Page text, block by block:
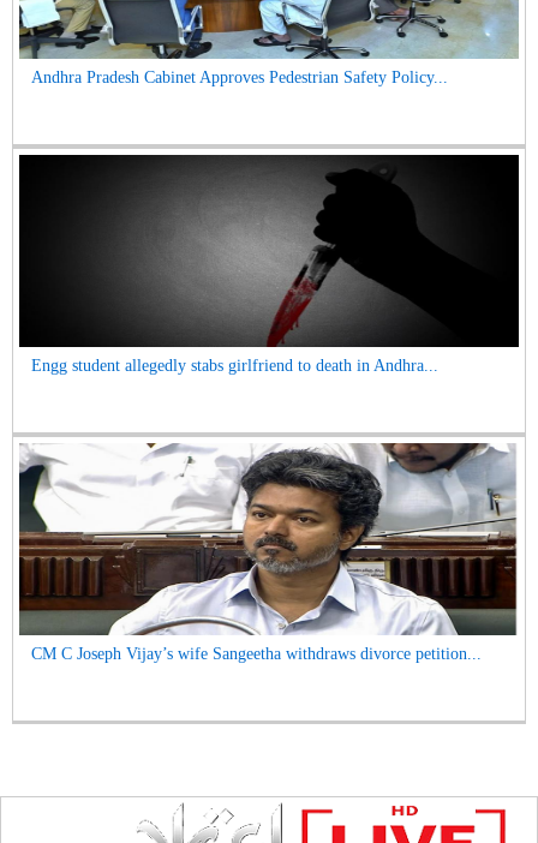
Andhra Pradesh Cabinet Approves Pedestrian Safety Policy...
Engg student allegedly stabs girlfriend to death in Andhra...
CM C Joseph Vijay’s wife Sangeetha withdraws divorce petition...